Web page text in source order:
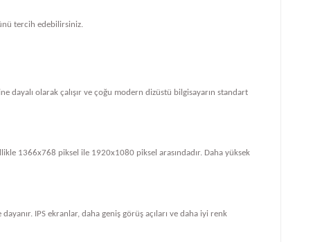
tercih edebilirsiniz.
dayalı olarak çalışır ve çoğu modern dizüstü bilgisayarın standart
1366x768 piksel ile 1920x1080 piksel arasındadır. Daha yüksek
IPS ekranlar, daha geniş görüş açıları ve daha iyi renk